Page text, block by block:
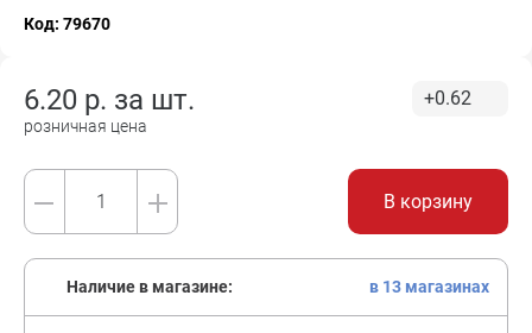
Код: 79670
6.20 р. за шт.
розничная цена
+0.62
В корзину
Наличие в магазине: в 13 магазинах